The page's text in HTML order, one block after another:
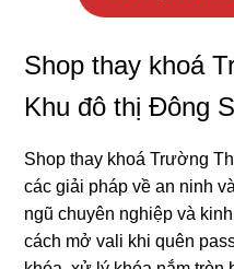
Shop thay khoá
Khu đô thị Đông
Shop thay khoá Trường
các giải pháp về an ninh
ngũ chuyên nghiệp và
cách mở vali khi quên